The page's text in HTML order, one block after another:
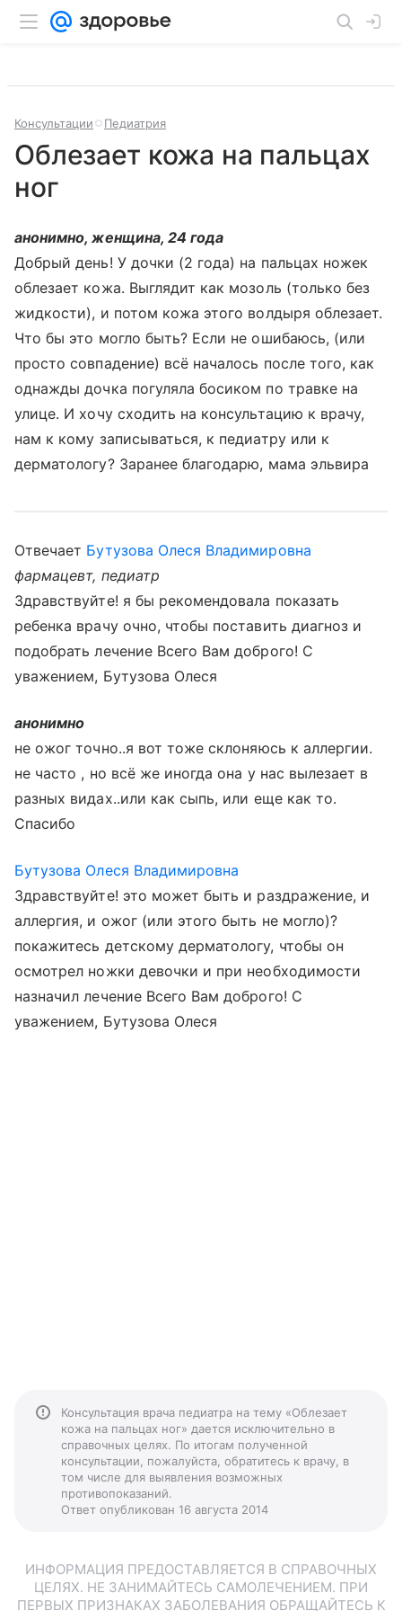
Консультации Педиатрия
Облезает кожа на пальцах
ног
анонимно, женщина, 24 года
Добрый день! У дочки (2 года) на пальцах ножек
облезает кожа. Выглядит как мозоль (только без
жидкости), и потом кожа этого волдыря облезает.
Что бы это могло быть? Если не ошибаюсь, (или
просто совпадение) всё началось после того, как
однажды дочка погуляла босиком по травке на
улице. И хочу сходить на консультацию к врачу,
нам к кому записываться, к педиатру или к
дерматологу? Заранее благодарю, мама эльвира
Отвечает Бутузова Олеся Владимировна
фармацевт, педиатр
Здравствуйте! я бы рекомендовала показать
ребенка врачу очно, чтобы поставить диагноз и
подобрать лечение Всего Вам доброго! С
уважением, Бутузова Олеся
анонимно
не ожог точно..я вот тоже склоняюсь к аллергии.
не часто , но всё же иногда она у нас вылезает в
разных видах..или как сыпь, или еще как то.
Спасибо
Бутузова Олеся Владимировна
Здравствуйте! это может быть и раздражение, и
аллергия, и ожог (или этого быть не могло)?
покажитесь детскому дерматологу, чтобы он
осмотрел ножки девочки и при необходимости
назначил лечение Всего Вам доброго! С
уважением, Бутузова Олеся
Консультация врача педиатра на тему «Облезает
кожа на пальцах ног» дается исключительно в
справочных целях. По итогам полученной
консультации, пожалуйста, обратитесь к врачу, в
том числе для выявления возможных
противопоказаний.
Ответ опубликован 16 августа 2014
ИНФОРМАЦИЯ ПРЕДОСТАВЛЯЕТСЯ В СПРАВОЧНЫХ
ЦЕЛЯХ. НЕ ЗАНИМАЙТЕСЬ САМОЛЕЧЕНИЕМ. ПРИ
ПЕРВЫХ ПРИЗНАКАХ ЗАБОЛЕВАНИЯ ОБРАЩАЙТЕСЬ К